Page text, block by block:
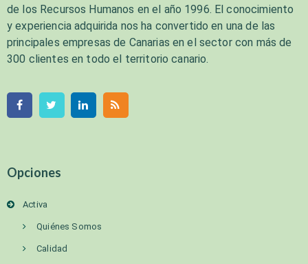
de los Recursos Humanos en el año 1996. El conocimiento
y experiencia adquirida nos ha convertido en una de las
principales empresas de Canarias en el sector con más de
300 clientes en todo el territorio canario.
Opciones
Activa
Quiénes Somos
Calidad